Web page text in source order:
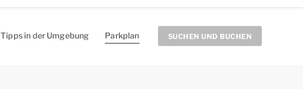
Tipps in der Umgebung Parkplan SUCHEN UND BUCHEN